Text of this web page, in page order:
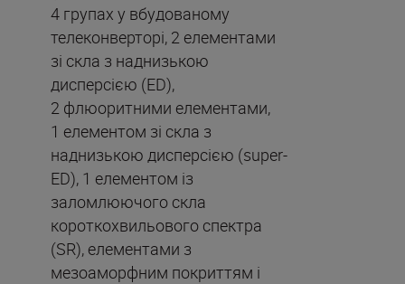
4 групах у вбудованому
телеконверторі, 2 елементами
зі скла з наднизькою
дисперсією (ED),
2 флюоритними елементами,
1 елементом зі скла з
наднизькою дисперсією (super-
ED), 1 елементом із
заломлюючого скла
короткохвильового спектра
(SR), елементами з
мезоаморфним покриттям і